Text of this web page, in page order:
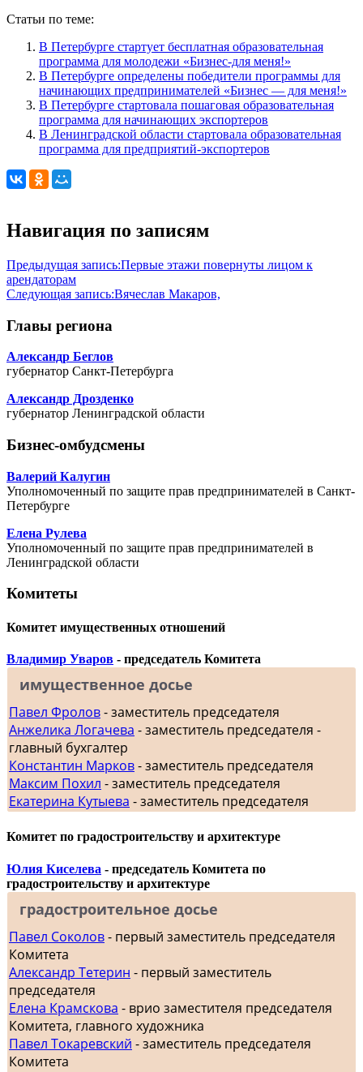
Статьи по теме:
В Петербурге стартует бесплатная образовательная
программа для молодежи «Бизнес-для меня!»
В Петербурге определены победители программы для
начинающих предпринимателей «Бизнес — для меня!»
В Петербурге стартовала пошаговая образовательная
программа для начинающих экспортеров
В Ленинградской области стартовала образовательная
программа для предприятий-экспортеров
Навигация по записям
Предыдущая запись:Первые этажи повернуты лицом к
арендаторам
Следующая запись:Вячеслав Макаров,
Главы региона
Александр Беглов
губернатор Санкт-Петербурга
Александр Дрозденко
губернатор Ленинградской области
Бизнес-омбудсмены
Валерий Калугин
Уполномоченный по защите прав предпринимателей в Санкт-
Петербурге
Елена Рулева
Уполномоченный по защите прав предпринимателей в
Ленинградской области
Комитеты
Комитет имущественных отношений
Владимир Уваров - председатель Комитета
имущественное досье
Павел Фролов- заместитель председателя
Анжелика Логачева - заместитель председателя -
главный бухгалтер
Константин Марков- заместитель председателя
Максим Похил - заместитель председателя
Екатерина Кутыева - заместитель председателя
Комитет по градостроительству и архитектуре
Юлия Киселева - председатель Комитета по
градостроительству и архитектуре
градостроительное досье
Павел Соколов- первый заместитель председателя
Комитета
Александр Тетерин - первый заместитель
председателя
Елена Крамскова - врио заместителя председателя
Комитета, главного художника
Павел Токаревский - заместитель председателя
Комитета